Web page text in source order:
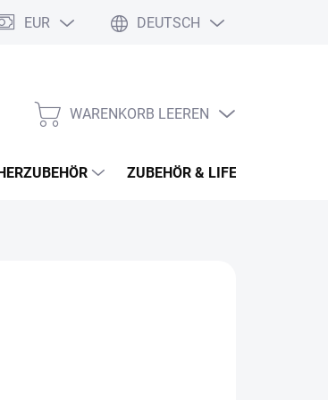
EUR DEUTSCH
WARENKORB
WARENKORB LEEREN
ZUBEHÖR & LIFESTYLE